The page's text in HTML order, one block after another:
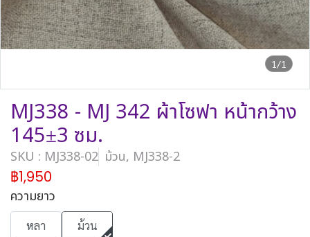
1/1
MJ338 - MJ 342 ผ้าโซฟา หน้ากว้าง
145±3 ซม.
SKU : MJ338-02 ม้วน, MJ338-2
฿1,950
ความยาว
หลา ม้วน